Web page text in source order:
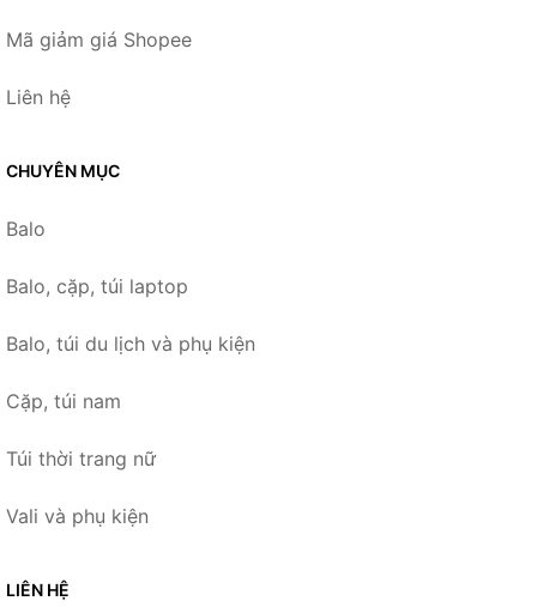
Mã giảm giá Shopee
Liên hệ
CHUYÊN MỤC
Balo
Balo, cặp, túi laptop
Balo, túi du lịch và phụ kiện
Cặp, túi nam
Túi thời trang nữ
Vali và phụ kiện
LIÊN HỆ